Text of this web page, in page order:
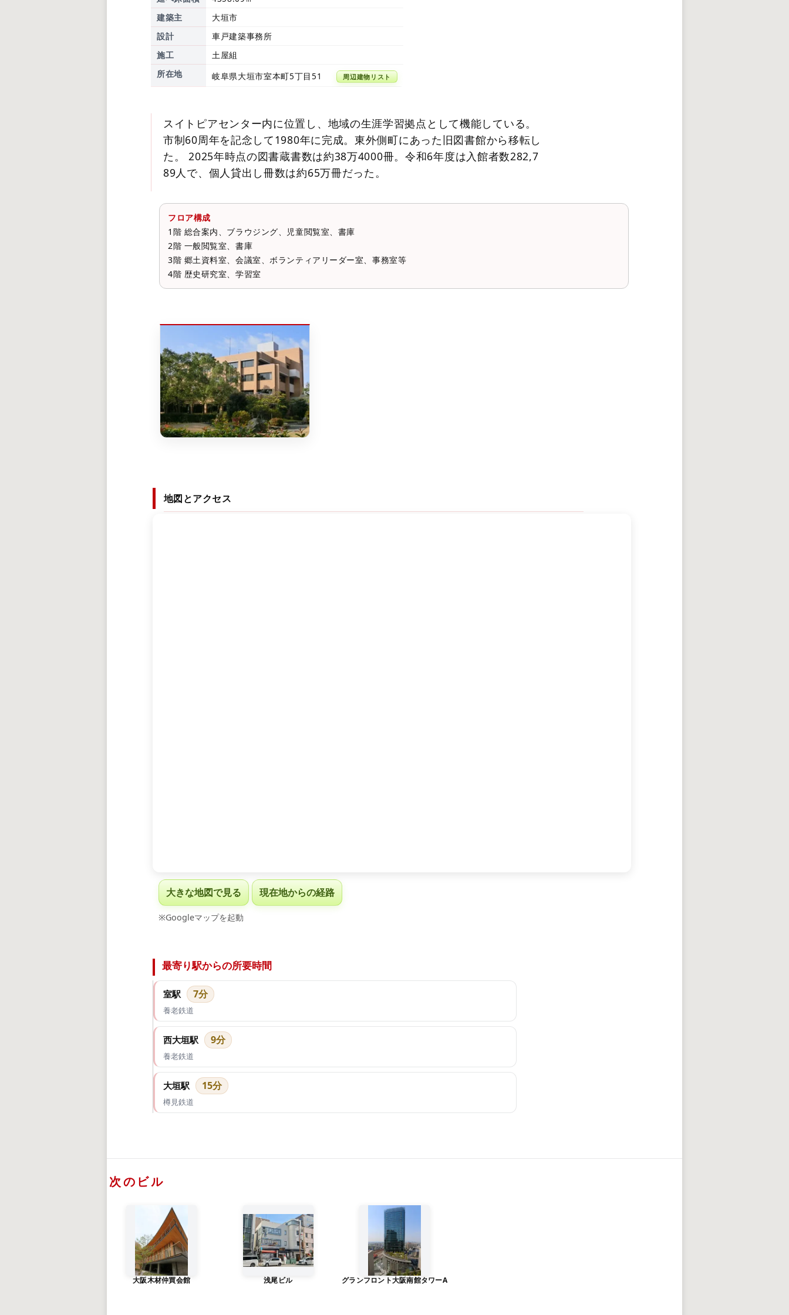
建築主
大垣市
設計
車戸建築事務所
施工
土屋組
所在地
岐阜県大垣市室本町5丁目51 周辺建物リスト
スイトピアセンター内に位置し、地域の生涯学習拠点として機能している。
市制60周年を記念して1980年に完成。東外側町にあった旧図書館から移転し
た。 2025年時点の図書蔵書数は約38万4000冊。令和6年度は入館者数282,7
89人で、個人貸出し冊数は約65万冊だった。
フロア構成
1階 総合案内、ブラウジング、児童閲覧室、書庫
2階 一般閲覧室、書庫
3階 郷土資料室、会議室、ボランティアリーダー室、事務室等
4階 歴史研究室、学習室
地図とアクセス
大きな地図で見る 現在地からの経路
※Googleマップを起動
最寄り駅からの所要時間
室駅 7分
養老鉄道
西大垣駅 9分
養老鉄道
大垣駅 15分
樽見鉄道
次のビル
大阪木材仲買会館 浅尾ビル グランフロント大阪南館タワーA